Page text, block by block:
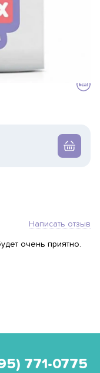
Написать отзыв
очень приятно.
771-0775